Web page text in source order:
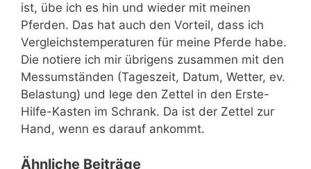
ist, übe ich es hin und wieder mit meinen
Pferden. Das hat auch den Vorteil, dass ich
Vergleichstemperaturen für meine Pferde habe.
Die notiere ich mir übrigens zusammen mit den
Messumständen (Tageszeit, Datum, Wetter, ev.
Belastung) und lege den Zettel in den Erste-
Hilfe-Kasten im Schrank. Da ist der Zettel zur
Hand, wenn es darauf ankommt.
Ähnliche Beiträge